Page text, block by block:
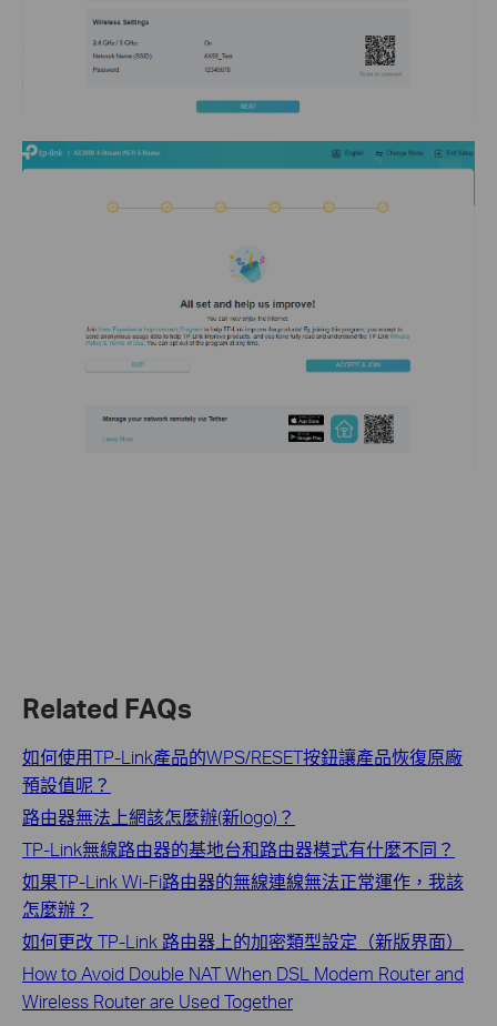
Related FAQs
如何使用TP-Link產品的WPS/RESET按鈕讓產品恢復原廠
預設值呢？
路由器無法上網該怎麼辦(新logo)？
TP-Link無線路由器的基地台和路由器模式有什麼不同？
如果TP-Link Wi-Fi路由器的無線連線無法正常運作，我該
怎麼辦？
如何更改 TP-Link 路由器上的加密類型設定（新版界面）
How to Avoid Double NAT When DSL Modem Router and
Wireless Router are Used Together